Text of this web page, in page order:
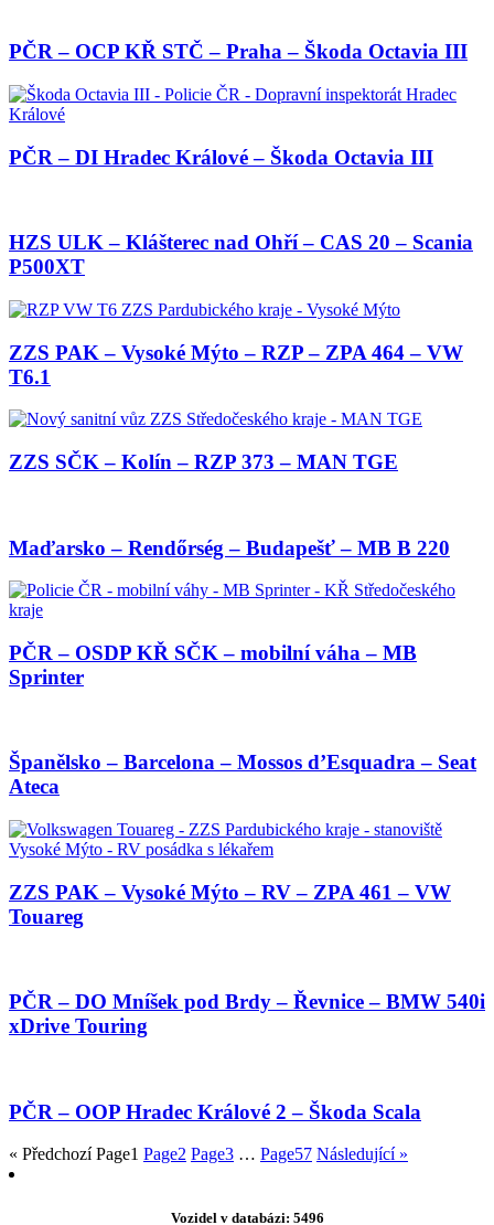
PČR – OCP KŘ STČ – Praha – Škoda Octavia III
PČR – DI Hradec Králové – Škoda Octavia III
HZS ULK – Klášterec nad Ohří – CAS 20 – Scania
P500XT
ZZS PAK – Vysoké Mýto – RZP – ZPA 464 – VW
T6.1
ZZS SČK – Kolín – RZP 373 – MAN TGE
Maďarsko – Rendőrség – Budapešť – MB B 220
PČR – OSDP KŘ SČK – mobilní váha – MB
Sprinter
Španělsko – Barcelona – Mossos d’Esquadra – Seat
Ateca
ZZS PAK – Vysoké Mýto – RV – ZPA 461 – VW
Touareg
PČR – DO Mníšek pod Brdy – Řevnice – BMW 540i
xDrive Touring
PČR – OOP Hradec Králové 2 – Škoda Scala
« Předchozí Page1 Page2 Page3 … Page57 Následující »
Vozidel v databázi: 5496